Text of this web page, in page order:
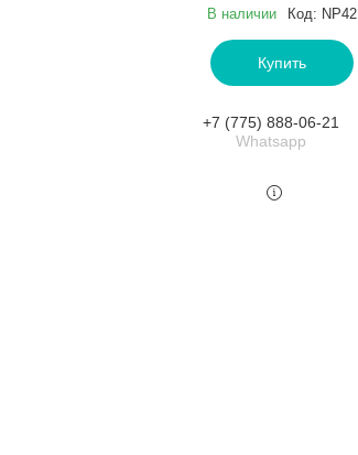
В наличии Код: NP42
Купить
+7 (775) 888-06-21
Whatsapp